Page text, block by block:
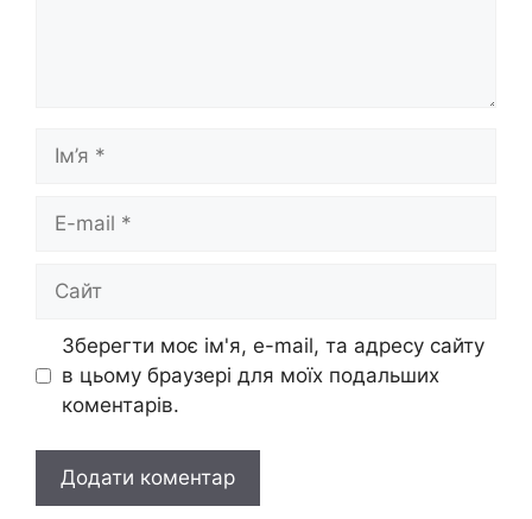
mail
Зберегти моє ім'я, e-mail, та адресу сайту
в цьому браузері для моїх подальших
коментарів.